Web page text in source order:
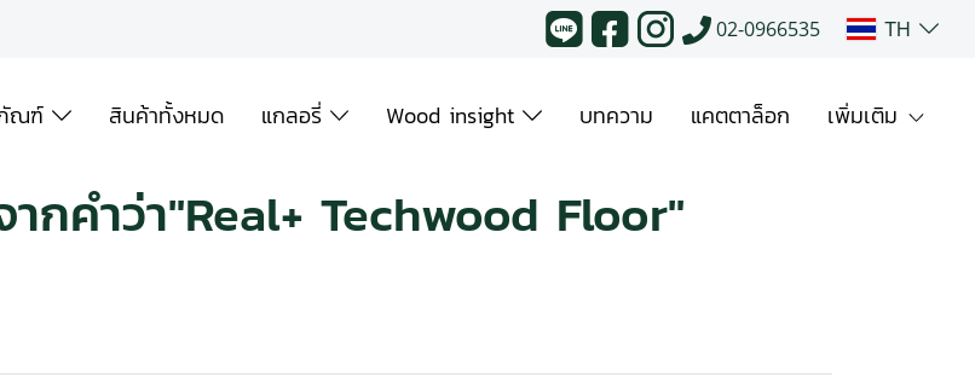
02-0966535 TH
ณฑ์ สินค้าทั้งหมด แกลอรี่ Wood insight บทความ แคตตาล็อก เพิ่มเติม
กคำว่า"Real+ Techwood Floor"